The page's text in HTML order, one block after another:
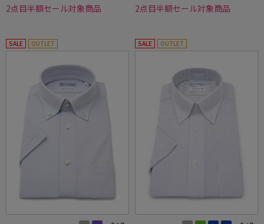
2点目半額セール対象商品 2点目半額セール対象商品
SALE OUTLET SALE OUTLET